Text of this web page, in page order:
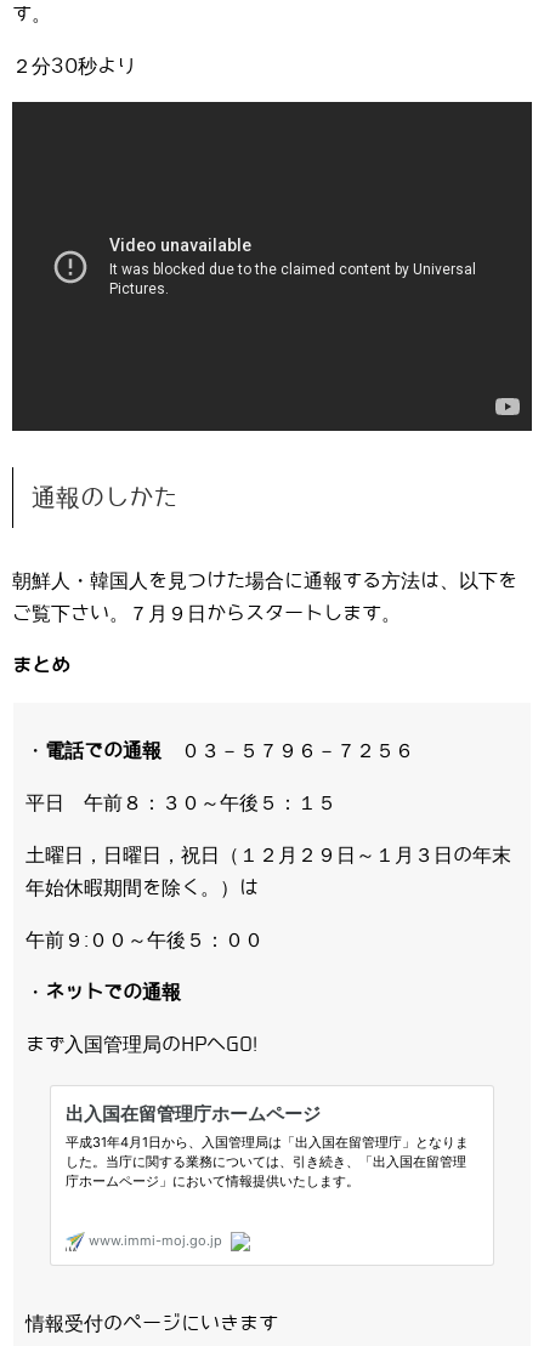
す。
２分30秒より
通報のしかた
朝鮮人・韓国人を見つけた場合に通報する方法は、以下を
ご覧下さい。７月９日からスタートします。
まとめ
・ 電話での通報 ０３－５７９６－７２５６
平日 午前８：３０～午後５：１５
土曜日，日曜日，祝日（１２月２９日～１月３日の年末
年始休暇期間を除く。）は
午前９:００～午後５：００
・ ネットでの通報
まず入国管理局のHPへGO!
情報受付のページにいきます